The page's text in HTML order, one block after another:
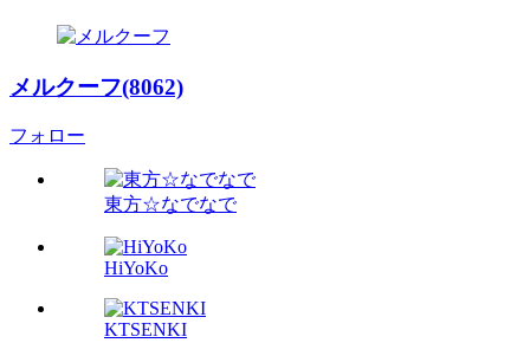
メルクーフ(8062)
フォロー
東方☆なでなで
HiYoKo
KTSENKI